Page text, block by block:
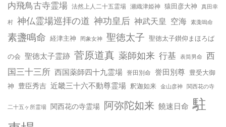
内飛鳥古寺霊場 法然上人二十五霊場 瀬織津姫神 猿田彦大神 真田幸
村 神仏霊場巡拝の道 神功皇后 神武天皇 空海 素戔嗚命
素盞鳴命 経津主神 罔象女神 聖徳太子 聖徳太子鑚仰まほろば
の会 聖徳太子霊跡 菅原道真 薬師如来 行基 表筒男命
西
国三十三所 西国薬師四十九霊場 誉田別命 誉田別尊 豊受大御
神
豊臣秀吉 近畿三十六不動尊霊場 釈迦如来 金山彦神 関西花の寺
二十五ヶ所霊場 関西花の寺霊場 阿弥陀如来 饒速日命 駐